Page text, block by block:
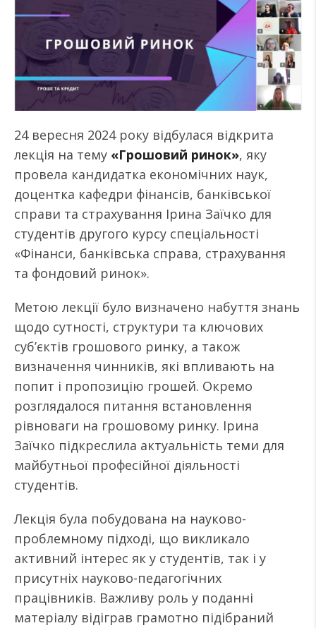
24 вересня 2024 року відбулася відкрита
лекція на тему «Грошовий ринок», яку
провела кандидатка економічних наук,
доцентка кафедри фінансів, банківської
справи та страхування Ірина Заїчко для
студентів другого курсу спеціальності
«Фінанси, банківська справа, страхування
та фондовий ринок».
Метою лекції було визначено набуття знань
щодо сутності, структури та ключових
суб’єктів грошового ринку, а також
визначення чинників, які впливають на
попит і пропозицію грошей. Окремо
розглядалося питання встановлення
рівноваги на грошовому ринку. Ірина
Заїчко підкреслила актуальність теми для
майбутньої професійної діяльності
студентів.
Лекція була побудована на науково-
проблемному підході, що викликало
активний інтерес як у студентів, так і у
присутніх науково-педагогічних
працівників. Важливу роль у поданні
матеріалу відіграв грамотно підібраний